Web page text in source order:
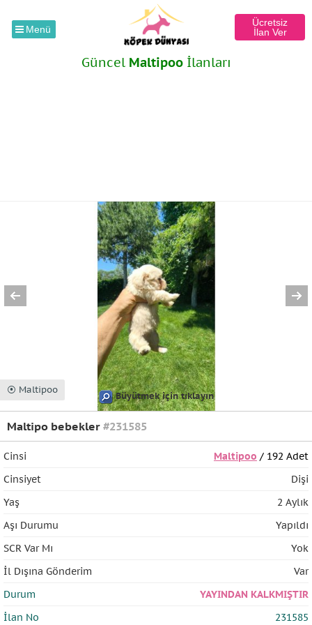
Menü
Ücretsiz
İlan Ver
Güncel Maltipooİlanları
⦿ Maltipoo
Büyütmek için tıklayın
Maltipo bebekler #231585
Cinsi Maltipoo / 192 Adet
Cinsiyet
Dişi
Yaş
2 Aylık
Aşı Durumu
Yapıldı
SCR Var Mı
Yok
İl Dışına Gönderim
Var
Durum
YAYINDAN KALKMIŞTIR
İlan No
231585